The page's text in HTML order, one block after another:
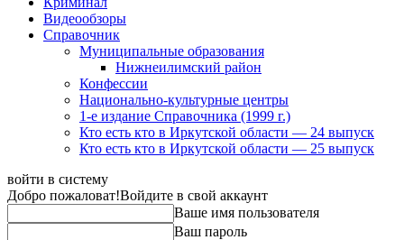
Видеообзоры
Справочник
Муниципальные образования
Нижнеилимский район
Конфессии
Национально-культурные центры
1-е издание Справочника (1999 г.)
Кто есть кто в Иркутской области — 24 выпуск
Кто есть кто в Иркутской области — 25 выпуск
войти в систему
Добро пожаловат!Войдите в свой аккаунт
Ваше имя пользователя
Ваш пароль